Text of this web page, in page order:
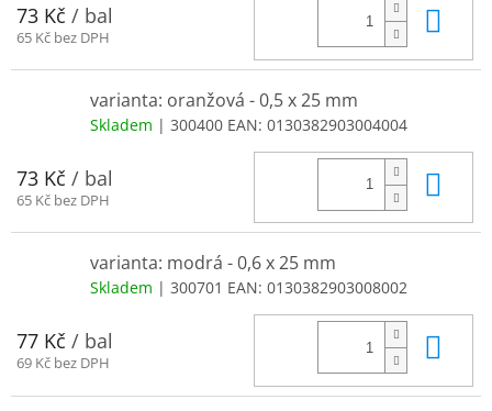
73 Kč / bal
65 Kč bez DPH
varianta: oranžová - 0,5 x 25 mm
Skladem | 300400 EAN: 0130382903004004
73 Kč / bal
65 Kč bez DPH
varianta: modrá - 0,6 x 25 mm
Skladem | 300701 EAN: 0130382903008002
77 Kč / bal
69 Kč bez DPH